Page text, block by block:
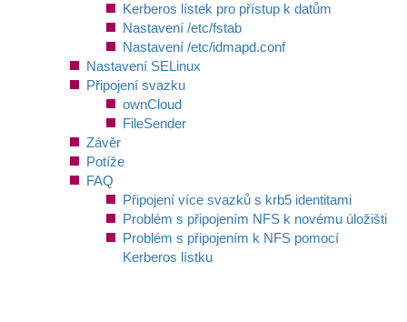
Kerberos lístek pro přístup k datům
Nastavení /etc/fstab
Nastavení /etc/idmapd.conf
Nastavení SELinux
Připojení svazku
ownCloud
FileSender
Závěr
Potíže
FAQ
Připojení více svazků s krb5 identitami
Problém s připojením NFS k novému úložišti
Problém s připojením k NFS pomocí
Kerberos lístku